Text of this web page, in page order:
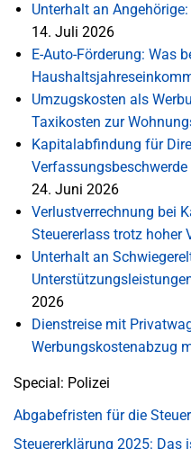
Unterhalt an
14. Juli 2026
E-Auto-Förderung: Was
Umzugskosten als
Taxikosten zur
Kapitalabfindung für
24. Juni 2026
Verlustverrechnung bei
Steuererlass trotz hoher
Unterhalt an
2026
Dienstreise mit
Werbungskostenabzug
Special: Polizei
Abgabefristen für die
Steuererklärung 2025: Das